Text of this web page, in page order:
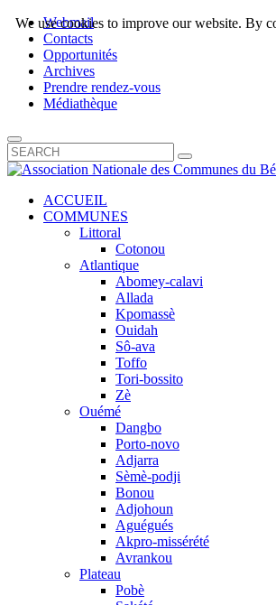
Webmail
Contacts
Opportunités
Archives
Prendre rendez-vous
Médiathèque
ACCUEIL
COMMUNES
Littoral
Cotonou
Atlantique
Abomey-calavi
Allada
Kpomassè
Ouidah
Sô-ava
Toffo
Tori-bossito
Zè
Ouémé
Dangbo
Porto-novo
Adjarra
Sèmè-podji
Bonou
Adjohoun
Aguégués
Akpro-missérété
Avrankou
Plateau
Pobè
We use cookies to improve our website. By